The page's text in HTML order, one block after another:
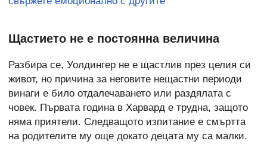
Щастието не е постоянна величина
Разбира се, Уолдингер не е щастлив през целия си
живот, но причина за неговите нещастни периоди
винаги е било отдалечаването или раздялата с
човек. Първата година в Харвард е трудна, защото
няма приятели. Следващото изпитание е смъртта
на родителите му още докато децата му са малки.